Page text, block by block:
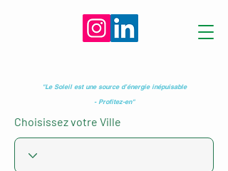
"Le Soleil est une source d’énergie inépuisable
- Profitez-en"
Choisissez votre Ville